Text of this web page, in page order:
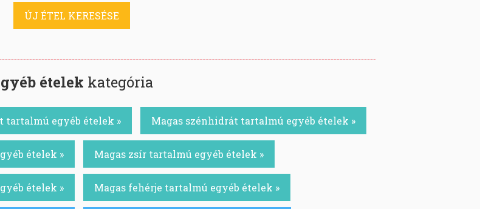
ÚJ ÉTEL KERESÉSE
ételek kategória
tartalmú egyéb ételek » Magas szénhidrát tartalmú egyéb ételek »
ételek » Magas zsír tartalmú egyéb ételek »
ételek » Magas fehérje tartalmú egyéb ételek »